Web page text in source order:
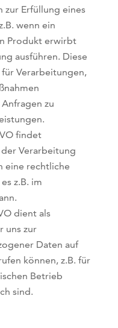
zur Erfüllung eines
wenn ein
Produkt erwirbt
ausführen. Diese
Verarbeitungen,
zu
findet
Verarbeitung
eine rechtliche
z.B. im
dient als
uns zur
Daten auf
können, z.B. für
Betrieb
sind.